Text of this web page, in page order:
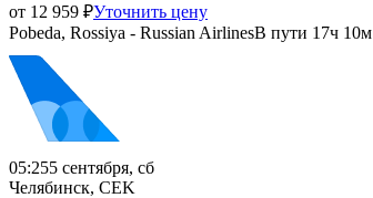
от 12 959 ₽Уточнить цену
Pobeda, Rossiya - Russian AirlinesВ пути 17ч 10м
05:255 сентября, сб
Челябинск, CEK